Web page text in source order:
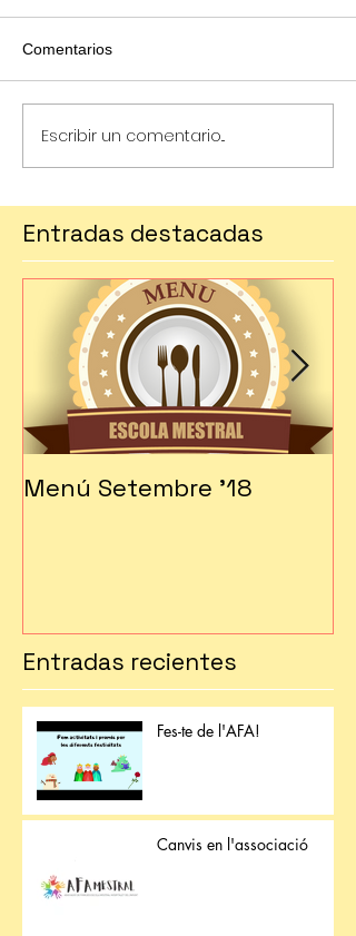
Comentarios
Escribir un comentario...
Entradas destacadas
Menú Setembre '18
Entradas recientes
Fes-te de l'AFA!
Canvis en l'associació